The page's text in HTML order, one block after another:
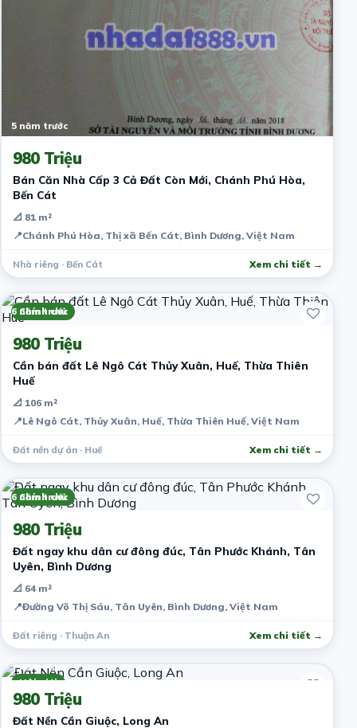
5 năm trước
980 Triệu
Bán Căn Nhà Cấp 3 Cả Đất Còn Mới, Chánh Phú Hòa,
Bến Cát
📐 81 m²
📍Chánh Phú Hòa, Thị xã Bến Cát, Bình Dương, Việt Nam
Nhà riêng · Bến Cát Xem chi tiết →
Chính chủ
6 năm trước
980 Triệu
Cần bán đất Lê Ngô Cát Thủy Xuân, Huế, Thừa Thiên
Huế
📐 106 m²
📍Lê Ngô Cát, Thủy Xuân, Huế, Thừa Thiên Huế, Việt Nam
Đất nền dự án · Huế Xem chi tiết →
Chính chủ
6 năm trước
980 Triệu
Đất ngay khu dân cư đông đúc, Tân Phước Khánh, Tân
Uyên, Bình Dương
📐 64 m²
📍Đường Võ Thị Sáu, Tân Uyên, Bình Dương, Việt Nam
Đất riêng · Thuận An Xem chi tiết →
Môi giới
7 năm trước
980 Triệu
Đất Nền Cần Giuộc, Long An